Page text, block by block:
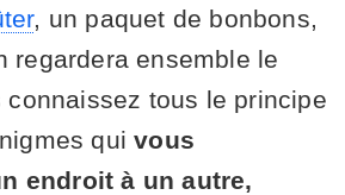
, un paquet de bonbons,
regardera ensemble le
connaissez tous le principe
quivous
endroit à un autre,